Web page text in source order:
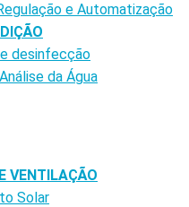
e Automatização
desinfecção
da Água
VENTILAÇÃO
Solar